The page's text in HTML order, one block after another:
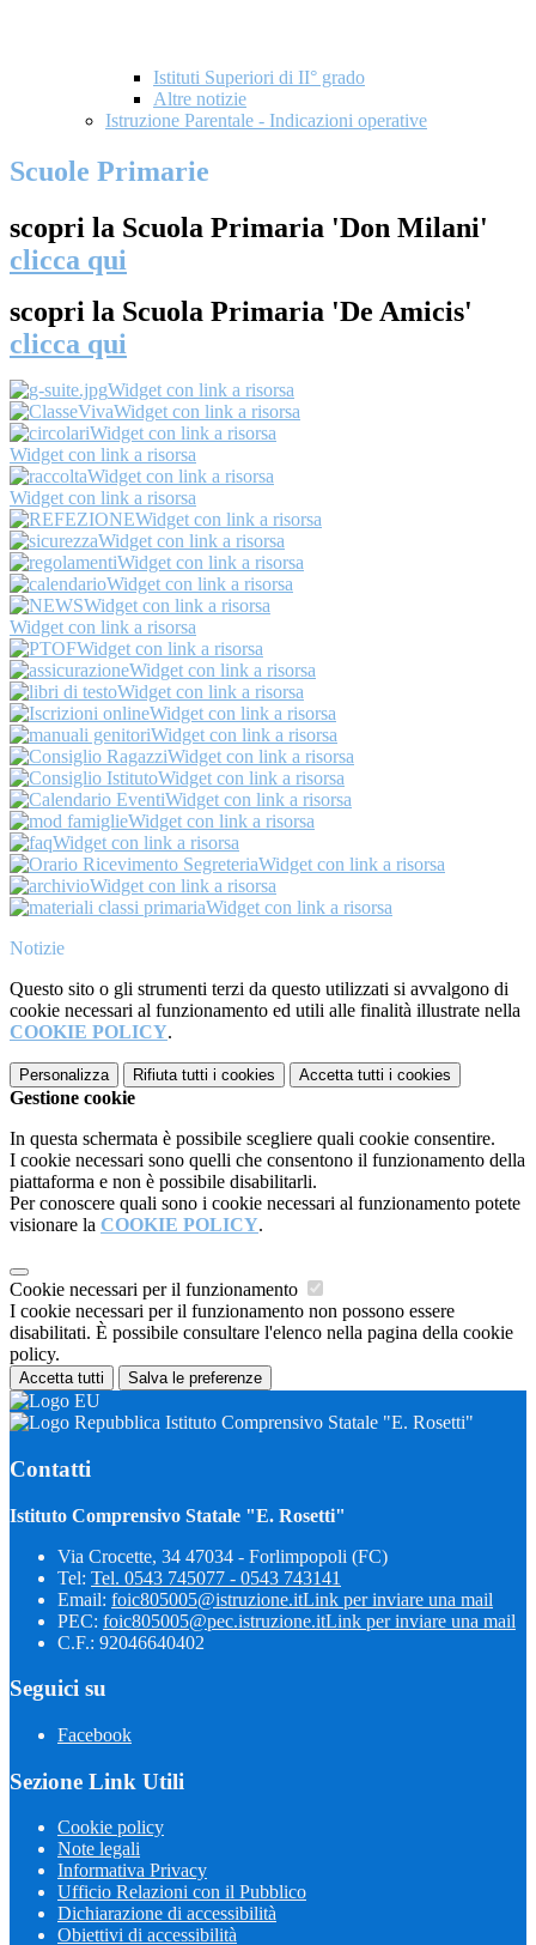
Istituti Superiori di II° grado
Altre notizie
Istruzione Parentale - Indicazioni operative
Scuole Primarie
scopri la Scuola Primaria 'Don Milani'
clicca qui
scopri la Scuola Primaria 'De Amicis'
clicca qui
Widget con link a risorsa
Widget con link a risorsa
Widget con link a risorsa
Widget con link a risorsa
Widget con link a risorsa
Widget con link a risorsa
Widget con link a risorsa
Widget con link a risorsa
Widget con link a risorsa
Widget con link a risorsa
Widget con link a risorsa
Widget con link a risorsa
Widget con link a risorsa
Widget con link a risorsa
Widget con link a risorsa
Widget con link a risorsa
Widget con link a risorsa
Widget con link a risorsa
Widget con link a risorsa
Widget con link a risorsa
Widget con link a risorsa
Widget con link a risorsa
Widget con link a risorsa
Widget con link a risorsa
Widget con link a risorsa
Notizie
Questo sito o gli strumenti terzi da questo utilizzati si avvalgono di
cookie necessari al funzionamento ed utili alle finalità illustrate nella
COOKIE POLICY.
Personalizza Rifiuta tutti i cookies Accetta tutti i cookies
Gestione cookie
In questa schermata è possibile scegliere quali cookie consentire.
I cookie necessari sono quelli che consentono il funzionamento della
piattaforma e non è possibile disabilitarli.
Per conoscere quali sono i cookie necessari al funzionamento potete
visionare la COOKIE POLICY.
Cookie necessari per il funzionamento
I cookie necessari per il funzionamento non possono essere
disabilitati. È possibile consultare l'elenco nella pagina della cookie
policy.
Accetta tutti Salva le preferenze
Istituto Comprensivo Statale "E. Rosetti"
Contatti
Istituto Comprensivo Statale "E. Rosetti"
Via Crocette, 34 47034 - Forlimpopoli (FC)
Tel: Tel. 0543 745077 - 0543 743141
Email: foic805005@istruzione.itLink per inviare una mail
PEC: foic805005@pec.istruzione.itLink per inviare una mail
C.F.: 92046640402
Seguici su
Facebook
Sezione Link Utili
Cookie policy
Note legali
Informativa Privacy
Ufficio Relazioni con il Pubblico
Dichiarazione di accessibilità
Obiettivi di accessibilità